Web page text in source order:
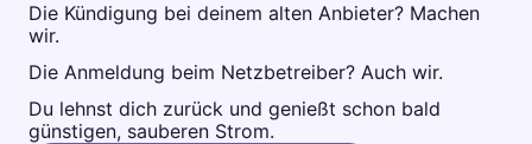
Die Kündigung bei deinem alten Anbieter? Machen
wir.
Die Anmeldung beim Netzbetreiber? Auch wir.
Du lehnst dich zurück und genießt schon bald
günstigen, sauberen Strom.